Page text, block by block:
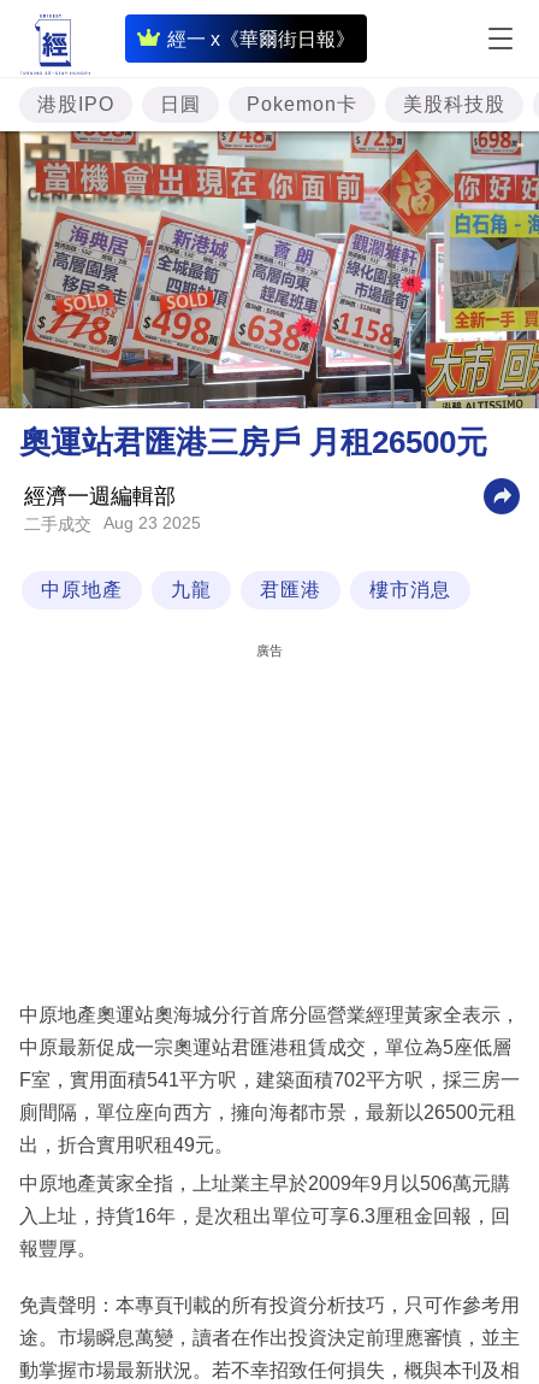
經一 x《華爾街日報》
即
時
財
經
專
題
投
資
樓
市
理
財
商
業
閱
專
區
港股IPO 日圓 Pokemon卡 美股科技股
奧運站君匯港三房戶 月租26500元
經濟一週編輯部
二手成交 Aug 23 2025
中原地產 九龍 君匯港 樓市消息
廣告
中原地產奧運站奧海城分行首席分區營業經理黃家全表示，
中原最新促成一宗奧運站君匯港租賃成交，單位為5座低層
F室，實用面積541平方呎，建築面積702平方呎，採三房一
廁間隔，單位座向西方，擁向海都市景，最新以26500元租
出，折合實用呎租49元。
中原地產黃家全指，上址業主早於2009年9月以506萬元購
入上址，持貨16年，是次租出單位可享6.3厘租金回報，回
報豐厚。
免責聲明：本專頁刊載的所有投資分析技巧，只可作參考用
途。市場瞬息萬變，讀者在作出投資決定前理應審慎，並主
動掌握市場最新狀況。若不幸招致任何損失，概與本刊及相